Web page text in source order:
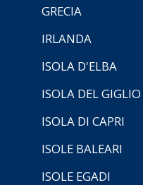
GRECIA
IRLANDA
ISOLA D'ELBA
ISOLA DEL GIGLIO
ISOLA DI CAPRI
ISOLE BALEARI
ISOLE EGADI